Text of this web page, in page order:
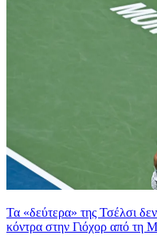
Τα «δεύτερα» της Τσέλσι
κόντρα στην Γιόχορ από τη